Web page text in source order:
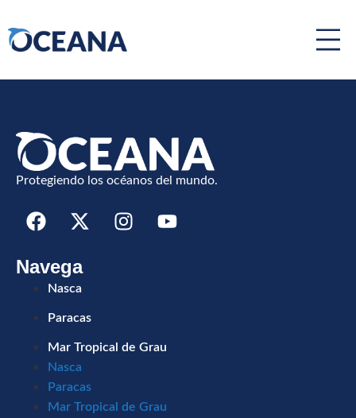
Jurel peruano
Protegiendo los océanos del mundo.
Navega
Nasca
Paracas
Mar Tropical de Grau
Nasca
Paracas
Mar Tropical de Grau